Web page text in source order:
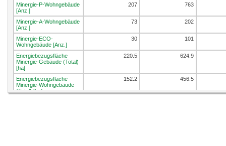
Minergie-P-Wohngebäude
[Anz.]
207 763
Minergie-A-Wohngebäude
[Anz.]
73 202
Minergie-ECO-
Wohngebäude [Anz.]
30 101
Energiebezugsfläche
Minergie-Gebäude (Total)
[ha]
220.5 624.9
Energiebezugsfläche
Minergie-Wohngebäude
(Total) [ha]
152.2 456.5